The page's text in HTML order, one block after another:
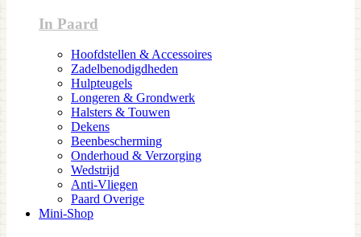
In Paard
Hoofdstellen & Accessoires
Zadelbenodigdheden
Hulpteugels
Longeren & Grondwerk
Halsters & Touwen
Dekens
Beenbescherming
Onderhoud & Verzorging
Wedstrijd
Anti-Vliegen
Paard Overige
Mini-Shop